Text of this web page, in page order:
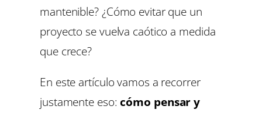
mantenible? ¿Cómo evitar que un
proyecto se vuelva caótico a medida
que crece?
En este artículo vamos a recorrer
justamente eso:cómo pensar y